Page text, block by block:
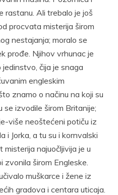
rastanu. Ali trebalo je još
procvata misterija širom
nestajanja; moralo se
prođe. Njihov vrhunac je
čija je snaga
engleskim
znamo o načinu na koji su
izvodile širom Britanije;
više neoštećeni potiču iz
i Jorka, a tu su i kornvalski
najuočljivija je u
zvonila širom Engleske.
muškarce i žene iz
gradova i centara uticaja.